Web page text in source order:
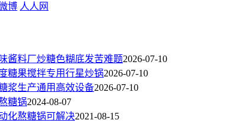
博 人人网
酱料厂炒糖色糊底发苦难题2026-07-10
糖果搅拌专用行星炒锅2026-07-10
浆生产通用高效设备2026-07-10
糖锅2024-08-07
化熬糖锅可解决2021-08-15